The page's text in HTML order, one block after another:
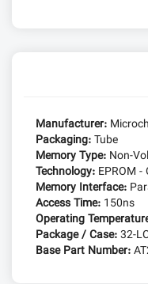
Manufacturer:
Packaging:Tube
Memory Type: Non-
Technology: EPROM -
Memory Interface:
Access Time: 150ns
Operating
Package / Case:32-
Base Part Number: